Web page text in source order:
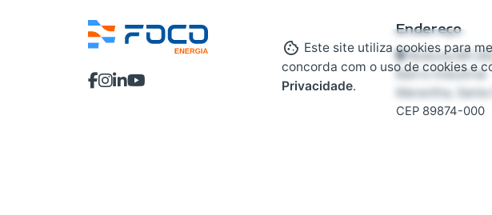
Endereço
Rodovia BR
Bairro Industrial
Maravilha,
CEP 89874-000
Este site utiliza cookies para
concorda com o uso de cookies e
Privacidade.